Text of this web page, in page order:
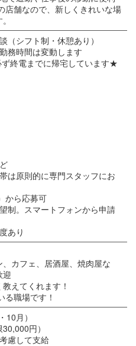
店舗なので、新しくきれいな場
（シフト制・休憩あり）
務時間は変動します
終電までに帰宅しています★
は原則的に専門スタッフにお
から応募可
制。スマートフォンから申請
あり
、カフェ、居酒屋、焼肉屋な
迎
えてくれます！
職場です！
10月）
円）
慮して支給